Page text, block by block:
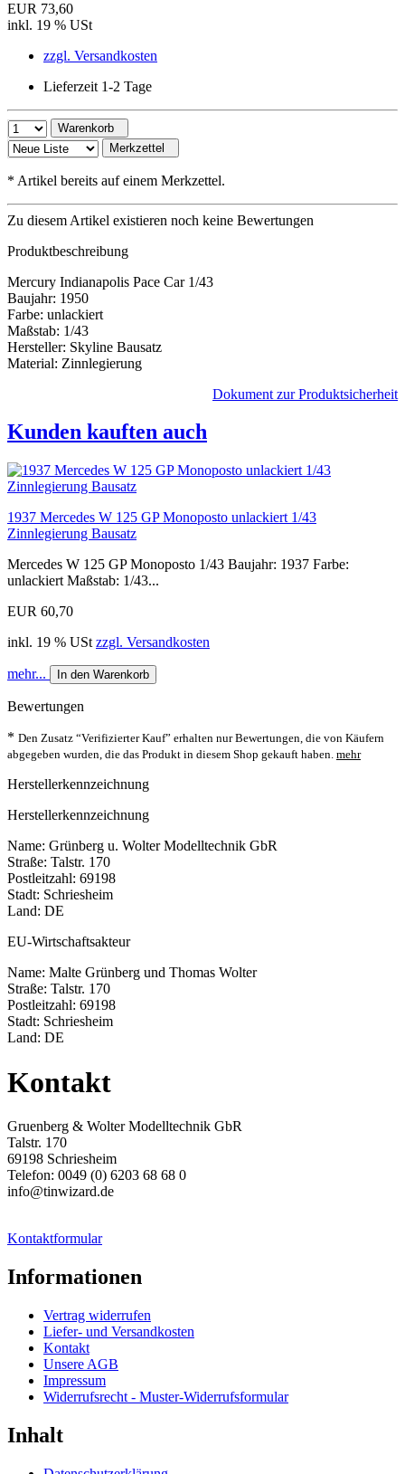
EUR 73,60
inkl. 19 % USt
zzgl. Versandkosten
Lieferzeit 1-2 Tage
Warenkorb
Merkzettel
* Artikel bereits auf einem Merkzettel.
Zu diesem Artikel existieren noch keine Bewertungen
Produktbeschreibung
Mercury Indianapolis Pace Car 1/43
Baujahr: 1950
Farbe: unlackiert
Maßstab: 1/43
Hersteller: Skyline Bausatz
Material: Zinnlegierung
Dokument zur Produktsicherheit
Kunden kauften auch
1937 Mercedes W 125 GP Monoposto unlackiert 1/43
Zinnlegierung Bausatz
Mercedes W 125 GP Monoposto 1/43 Baujahr: 1937 Farbe:
unlackiert Maßstab: 1/43...
EUR 60,70
inkl. 19 % USt zzgl. Versandkosten
mehr... In den Warenkorb
Bewertungen
* Den Zusatz “Verifizierter Kauf” erhalten nur Bewertungen, die von Käufern
abgegeben wurden, die das Produkt in diesem Shop gekauft haben. mehr
Herstellerkennzeichnung
Herstellerkennzeichnung
Name: Grünberg u. Wolter Modelltechnik GbR
Straße: Talstr. 170
Postleitzahl: 69198
Stadt: Schriesheim
Land: DE
EU-Wirtschaftsakteur
Name: Malte Grünberg und Thomas Wolter
Straße: Talstr. 170
Postleitzahl: 69198
Stadt: Schriesheim
Land: DE
Kontakt
Gruenberg & Wolter Modelltechnik GbR
Talstr. 170
69198 Schriesheim
Telefon: 0049 (0) 6203 68 68 0
info@tinwizard.de
Kontaktformular
Informationen
Vertrag widerrufen
Liefer- und Versandkosten
Kontakt
Unsere AGB
Impressum
Widerrufsrecht - Muster-Widerrufsformular
Inhalt